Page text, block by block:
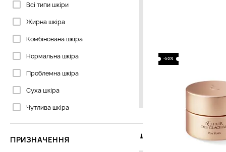
Всі типи шкіри
Жирна шкіра
Комбінована шкіра
Нормальна шкіра
Проблемна шкіра
Суха шкіра
Чутлива шкіра
ПРИЗНАЧЕННЯ
-50%